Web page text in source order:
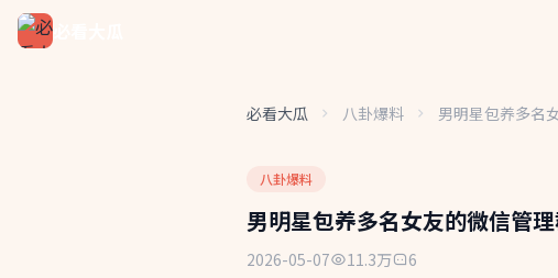
必看大瓜 八卦爆料 男明星包养多名
八卦爆料
男明星包养多名女友的微信管
2026-05-07 11.3万 6